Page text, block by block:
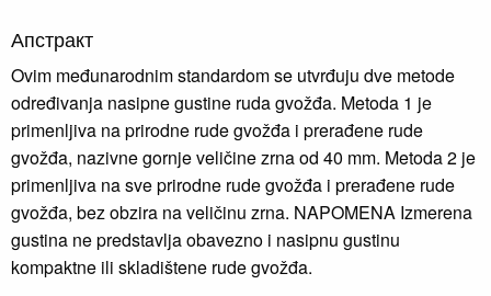
Апстракт
Ovim međunarodnim standardom se utvrđuju dve metode
određivanja nasipne gustine ruda gvožđa. Metoda 1 je
primenljiva na prirodne rude gvožđa i prerađene rude
gvožđa, nazivne gornje veličine zrna od 40 mm. Metoda 2 je
primenljiva na sve prirodne rude gvožđa i prerađene rude
gvožđa, bez obzira na veličinu zrna. NAPOMENA Izmerena
gustina ne predstavlja obavezno i nasipnu gustinu
kompaktne ili skladištene rude gvožđa.